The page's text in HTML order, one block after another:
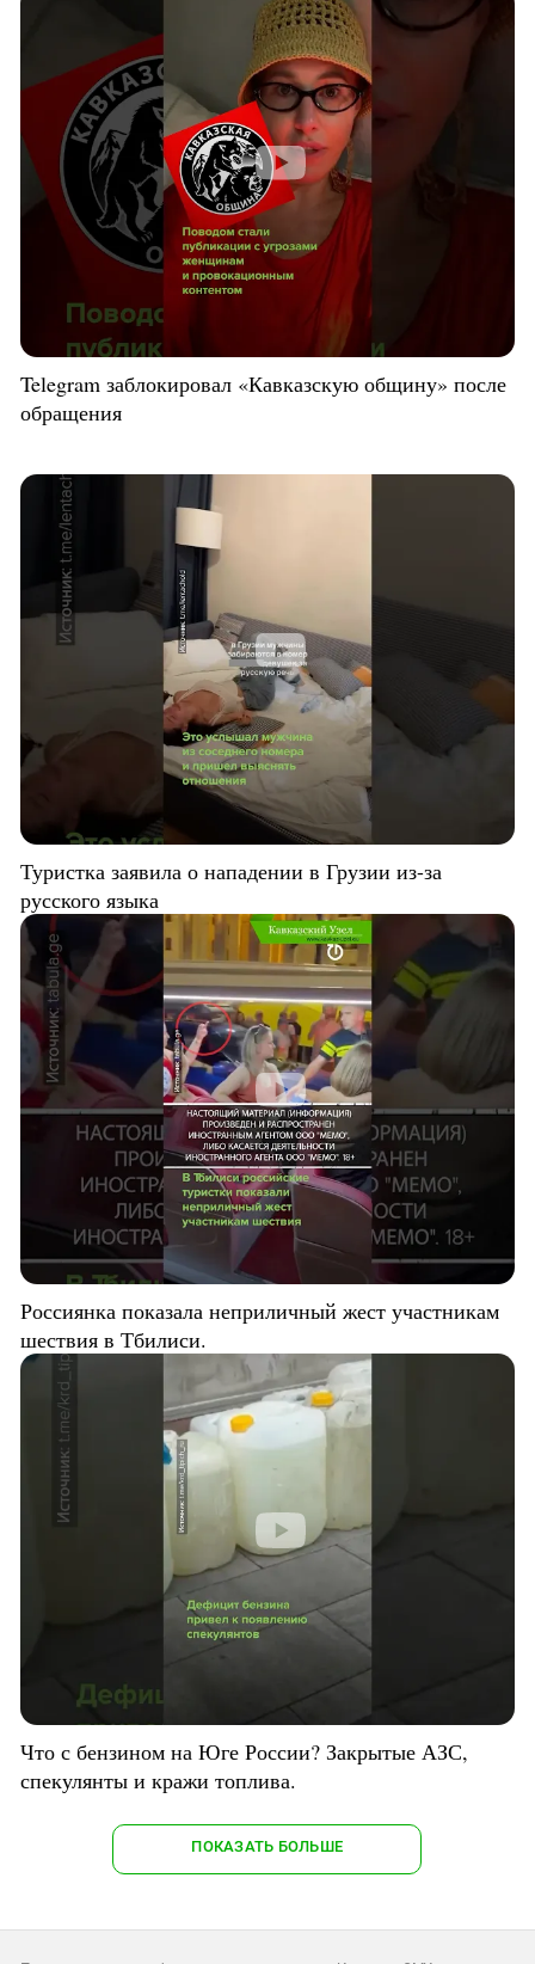
Telegram заблокировал «Кавказскую общину» после
обращения
Туристка заявила о нападении в Грузии из-за
русского языка
Россиянка показала неприличный жест участникам
шествия в Тбилиси.
Что с бензином на Юге России? Закрытые АЗС,
спекулянты и кражи топлива.
ПОКАЗАТЬ БОЛЬШЕ